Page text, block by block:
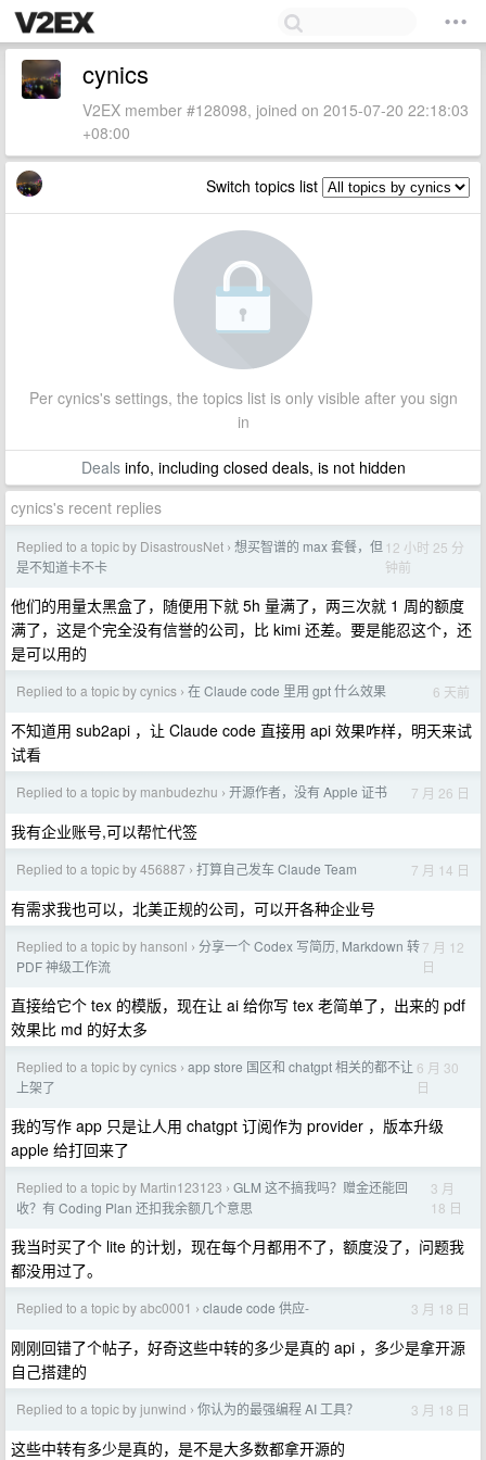
cynics
V2EX member #128098, joined on 2015-07-20 22:18:03
+08:00
Switch topics list
Per cynics's settings, the topics list is only visible after you sign
in
Dealsinfo, including closed deals, is not hidden
cynics's recent replies
Replied to a topic by DisastrousNet › 想买智谱的 max 套餐，但
是不知道卡不卡
12 小时 25 分
钟前
他们的用量太黑盒了，随便用下就 5h 量满了，两三次就 1 周的额度
满了，这是个完全没有信誉的公司，比 kimi 还差。要是能忍这个，还
是可以用的
Replied to a topic by cynics › 在 Claude code 里用 gpt 什么效果 6 天前
不知道用 sub2api ，让 Claude code 直接用 api 效果咋样，明天来试
试看
Replied to a topic by manbudezhu › 开源作者，没有 Apple 证书 7 月 26 日
我有企业账号,可以帮忙代签
Replied to a topic by 456887 › 打算自己发车 Claude Team 7 月 14 日
有需求我也可以，北美正规的公司，可以开各种企业号
Replied to a topic by hansonl › 分享一个 Codex 写简历, Markdown 转
PDF 神级工作流
7 月 12
日
直接给它个 tex 的模版，现在让 ai 给你写 tex 老简单了，出来的 pdf
效果比 md 的好太多
Replied to a topic by cynics › app store 国区和 chatgpt 相关的都不让
上架了
6 月 30
日
我的写作 app 只是让人用 chatgpt 订阅作为 provider ，版本升级
apple 给打回来了
Replied to a topic by Martin123123 › GLM 这不搞我吗？赠金还能回
收？有 Coding Plan 还扣我余额几个意思
3 月
18 日
我当时买了个 lite 的计划，现在每个月都用不了，额度没了，问题我
都没用过了。
Replied to a topic by abc0001 › claude code 供应- 3 月 18 日
刚刚回错了个帖子，好奇这些中转的多少是真的 api ，多少是拿开源
自己搭建的
Replied to a topic by junwind › 你认为的最强编程 AI 工具？ 3 月 18 日
这些中转有多少是真的，是不是大多数都拿开源的